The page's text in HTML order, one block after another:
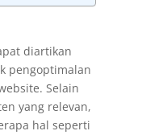
diartikan
pengoptimalan
Selain
yang relevan,
hal seperti